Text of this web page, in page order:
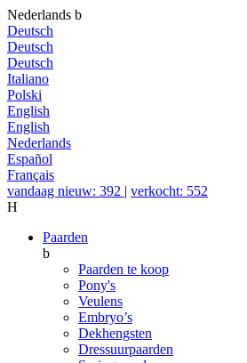
Nederlands b
Deutsch
Deutsch
Deutsch
Italiano
Polski
English
English
Nederlands
Español
Français
vandaag nieuw: 392 | verkocht: 552
H
Paarden
b
Paarden te koop
Pony's
Veulens
Embryo’s
Dekhengsten
Dressuurpaarden